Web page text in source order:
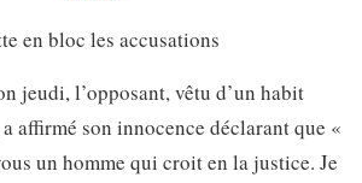
en bloc les accusations
jeudi, l’opposant, vêtu d’un habit
affirmé son innocence déclarant que «
un homme qui croit en la justice. Je